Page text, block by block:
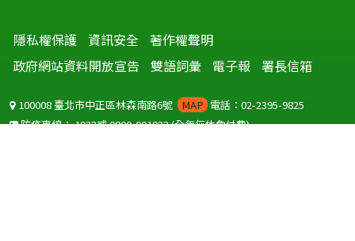
隱私權保護 資訊安全 著作權聲明
政府網站資料開放宣告
雙語詞彙 電子報 署長信箱
100008 臺北市中正區林森南路6號 MAP 電話：02-2395-9825
防疫專線：1922或0800-001922(全年無休免付費)